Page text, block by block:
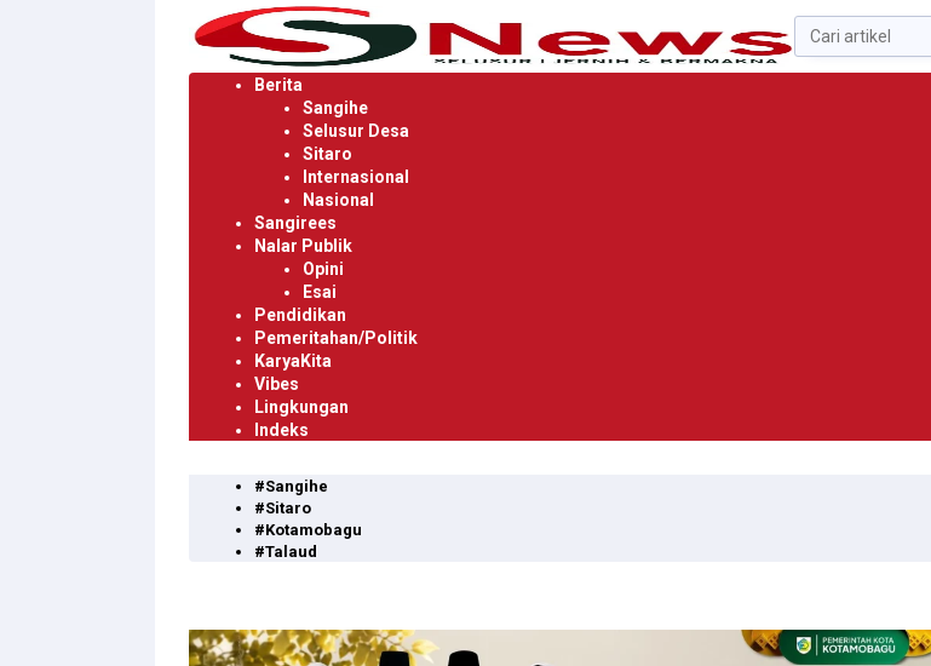
Langsung
Pencarian
untuk:
Berita
Sangihe
Selusur Desa
Sitaro
Internasional
Nasional
Sangirees
Nalar Publik
Opini
Esai
Pendidikan
Pemeritahan/Politik
KaryaKita
Vibes
Lingkungan
Indeks
#Sangihe
#Sitaro
#Kotamobagu
#Talaud